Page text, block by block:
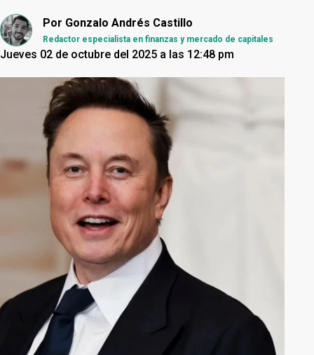
Por Gonzalo Andrés Castillo
Redactor especialista en finanzas y mercado de capitales
Jueves 02 de octubre del 2025 a las 12:48 pm